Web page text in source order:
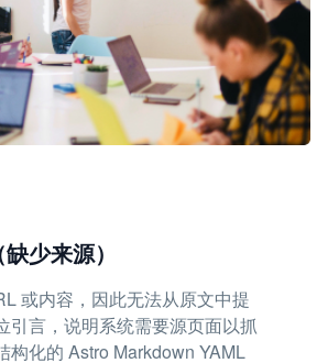
少来源）
或内容，因此无法从原文中提
引言，说明系统需要源页面以抓
构化的 Astro Markdown YAML